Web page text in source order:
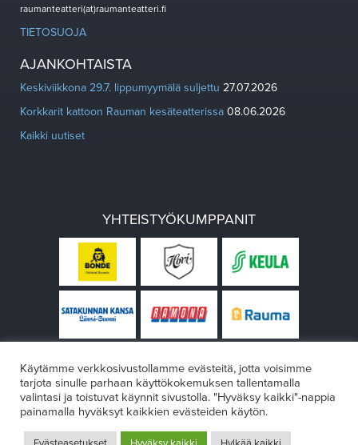
raumanteatteri(at)raumanteatteri.fi
TIETOSUOJA
AJANKOHTAISTA
Keskiviikkona 29.7. lippumyymälä suljettu 27.07.2026
Korkkarit kattoon Rauman kesäteatterissa 08.06.2026
Kaikki uutiset
YHTEISTYÖKUMPPANIT
Käytämme verkkosivustollamme evästeitä, jotta voisimme
tarjota sinulle parhaan käyttökokemuksen tallentamalla
valintasi ja toistuvat käynnit sivustolla. "Hyväksy kaikki"-nappia
painamalla hyväksyt kaikkien evästeiden käytön.